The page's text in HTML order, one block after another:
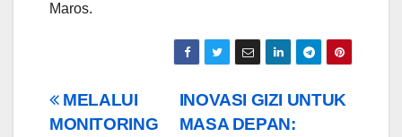
Maros.
Post
INOVASI GIZI UNTUK
MASA DEPAN:
MELALUI
MONITORING